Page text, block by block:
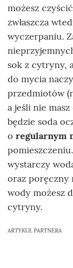
możesz
zwłaszcza
wyczerpaniu.
sok z cytryny,
do mycia
przedmiotów
a jeśli nie
będzie soda
o regularnym
wystarczy
oraz poręczny
wody możesz
cytryny.
ARTYKUŁ PARTNERA